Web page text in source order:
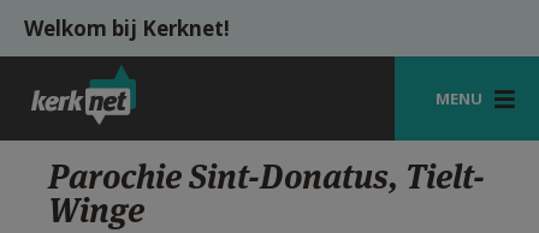
Overslaan en naar de inhoud gaan
Welkom bij Kerknet!
MENU
STARTPAGINA
KERK
Parochie Sint-Donatus, Tielt-
Winge